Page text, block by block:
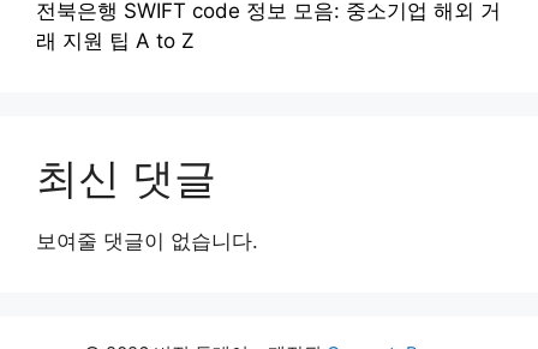
전북은행 SWIFT code 정보 모음: 중소기업 해외 거
래 지원 팁 A to Z
최신 댓글
보여줄 댓글이 없습니다.